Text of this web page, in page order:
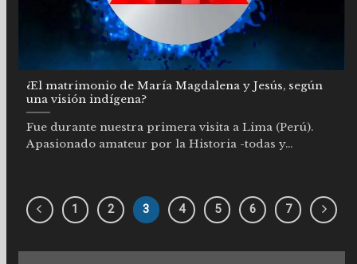
¿El matrimonio de María Magdalena y Jesús, según
una visión indígena?
Fue durante nuestra primera visita a Lima (Perú).
Apasionado amateur por la Historia -todas y...
1 2 3 4 5 6 7